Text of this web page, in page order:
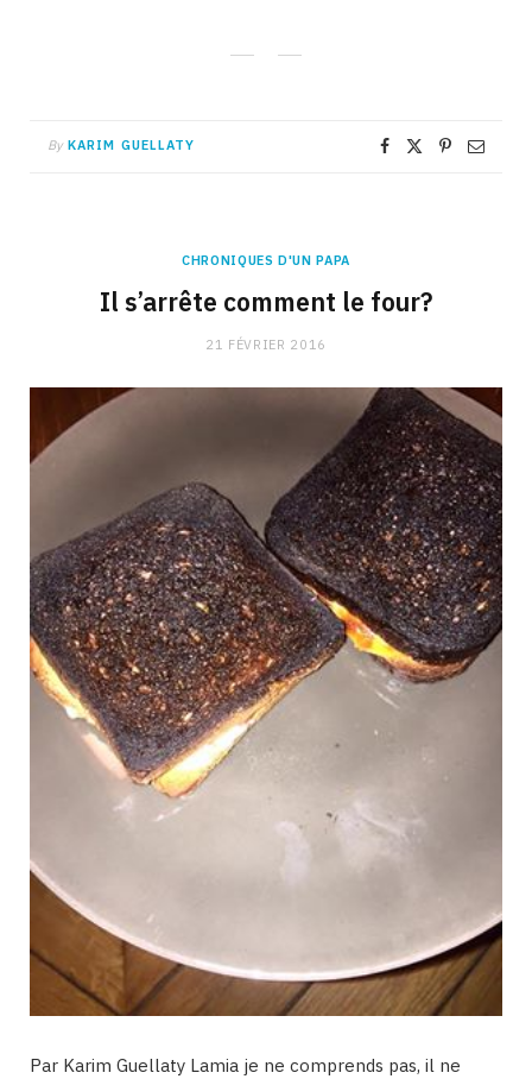
By KARIM GUELLATY
CHRONIQUES D'UN PAPA
Il s’arrête comment le four?
21 FÉVRIER 2016
Par Karim Guellaty Lamia je ne comprends pas, il ne